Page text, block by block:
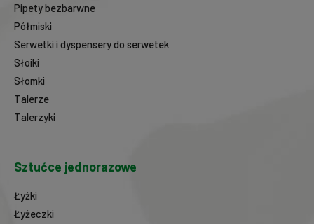
Pipety bezbarwne
Półmiski
Serwetki i dyspensery do serwetek
Słoiki
Słomki
Talerze
Talerzyki
Sztućce jednorazowe
Łyżki
Łyżeczki